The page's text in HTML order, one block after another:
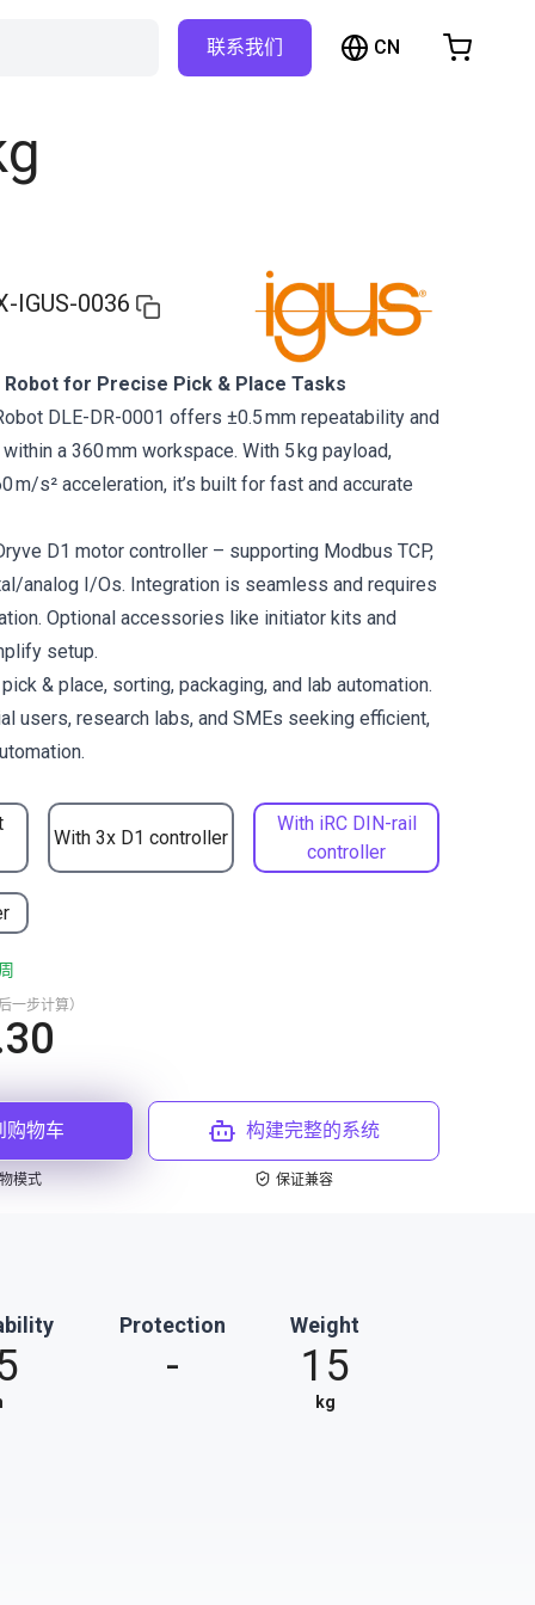
联系我们 CN
IGUS-0036
With 3x D1 controller
With iRC DIN-rail
controller
Robot for Precise Pick & Place Tasks
DLE-DR-0001 offers ±0.5 mm repeatability and
a 360 mm workspace. With 5 kg payload,
m/s² acceleration, it’s built for fast and accurate
D1 motor controller – supporting Modbus TCP,
analog I/Os. Integration is seamless and requires
Optional accessories like initiator kits and
setup.
& place, sorting, packaging, and lab automation.
users, research labs, and SMEs seeking efficient,
一步计算）
购物车
模式
构建完整的系统
保证兼容
Protection
-
Weight
15
kg